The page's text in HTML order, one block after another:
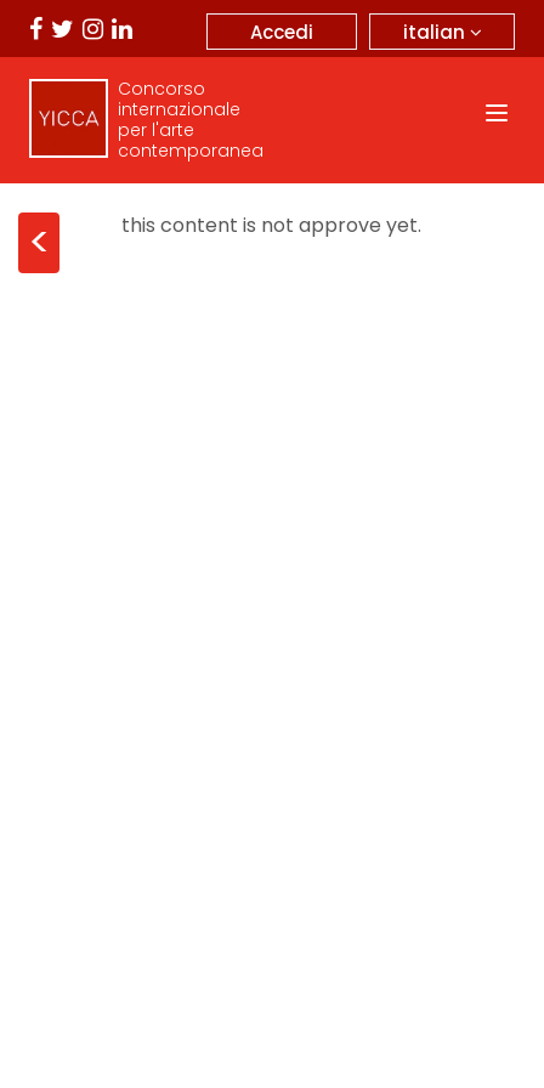
italian
Accedi
Concorso
internazionale
per l'arte
contemporanea
< this content is not approve yet.